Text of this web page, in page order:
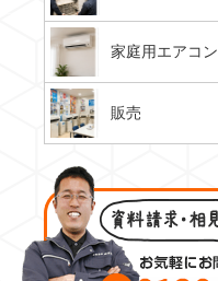
家庭用エアコン
販売